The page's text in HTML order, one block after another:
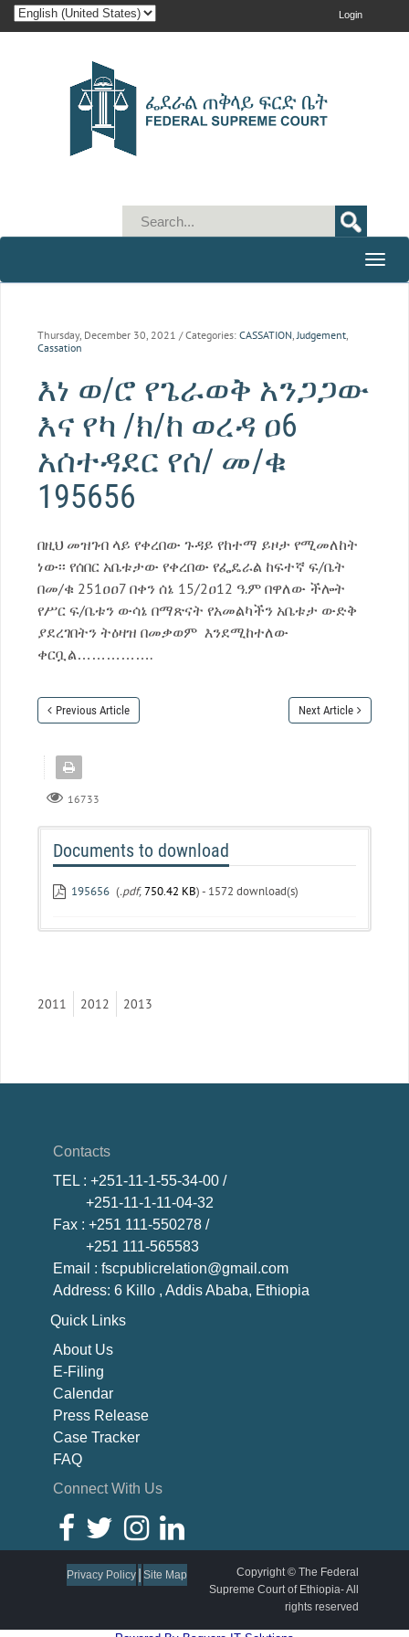
Login
Toggle
Thursday, December 30, 2021 / Categories: CASSATION,Judgement,
Cassation
እነ ወ/ሮ የጌራወቅ አንጋጋው
እና የካ /ክ/ከ ወረዳ ዐ6
አሰተዳደር የሰ/ መ/ቁ
195656
በዚህ መዝገብ ላይ የቀረበው ጉዳይ የከተማ ይዞታ የሚመለከት
ነው፡፡ የሰበር አቤቱታው የቀረበው የፌዴራል ከፍተኛ ፍ/ቤት
በመ/ቁ 251ዐዐ7 በቀን ሰኔ 15/2ዐ12 ዓ.ም በዋለው ችሎት
የሥር ፍ/ቤቱን ውሳኔ በማጽናት የአመልካችን አቤቱታ ውድቅ
ያደረገበትን ትዕዛዝ በመቃወም እንደሚከተለው
ቀርቧል…………….
Previous Article Next Article
16733
Documents to download
195656 (.pdf,750.42 KB) - 1572 download(s)
2011 2012 2013
Contacts
TEL : +251-11-1-55-34-00 /
+251-11-1-11-04-32
Fax : +251 111-550278 /
+251 111-565583
Email : fscpublicrelation@gmail.com
Address: 6 Killo , Addis Ababa, Ethiopia
Quick Links
About Us
E-Filing
Calendar
Press Release
Case Tracker
FAQ
Connect With Us
Privacy Policy Site Map
Copyright © The Federal
Supreme Court of Ethiopia- All
rights reserved